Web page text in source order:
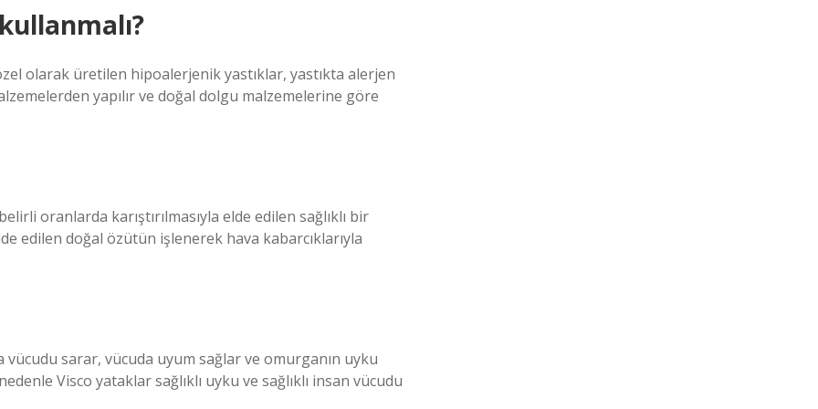
olarak üretilen hipoalerjenik yastıklar, yastıkta alerjen
yapılır ve doğal dolgu malzemelerine göre
oranlarda karıştırılmasıyla elde edilen sağlıklı bir
edilen doğal özütün işlenerek hava kabarcıklarıyla
vücudu sarar, vücuda uyum sağlar ve omurganın uyku
Visco yataklar sağlıklı uyku ve sağlıklı insan vücudu